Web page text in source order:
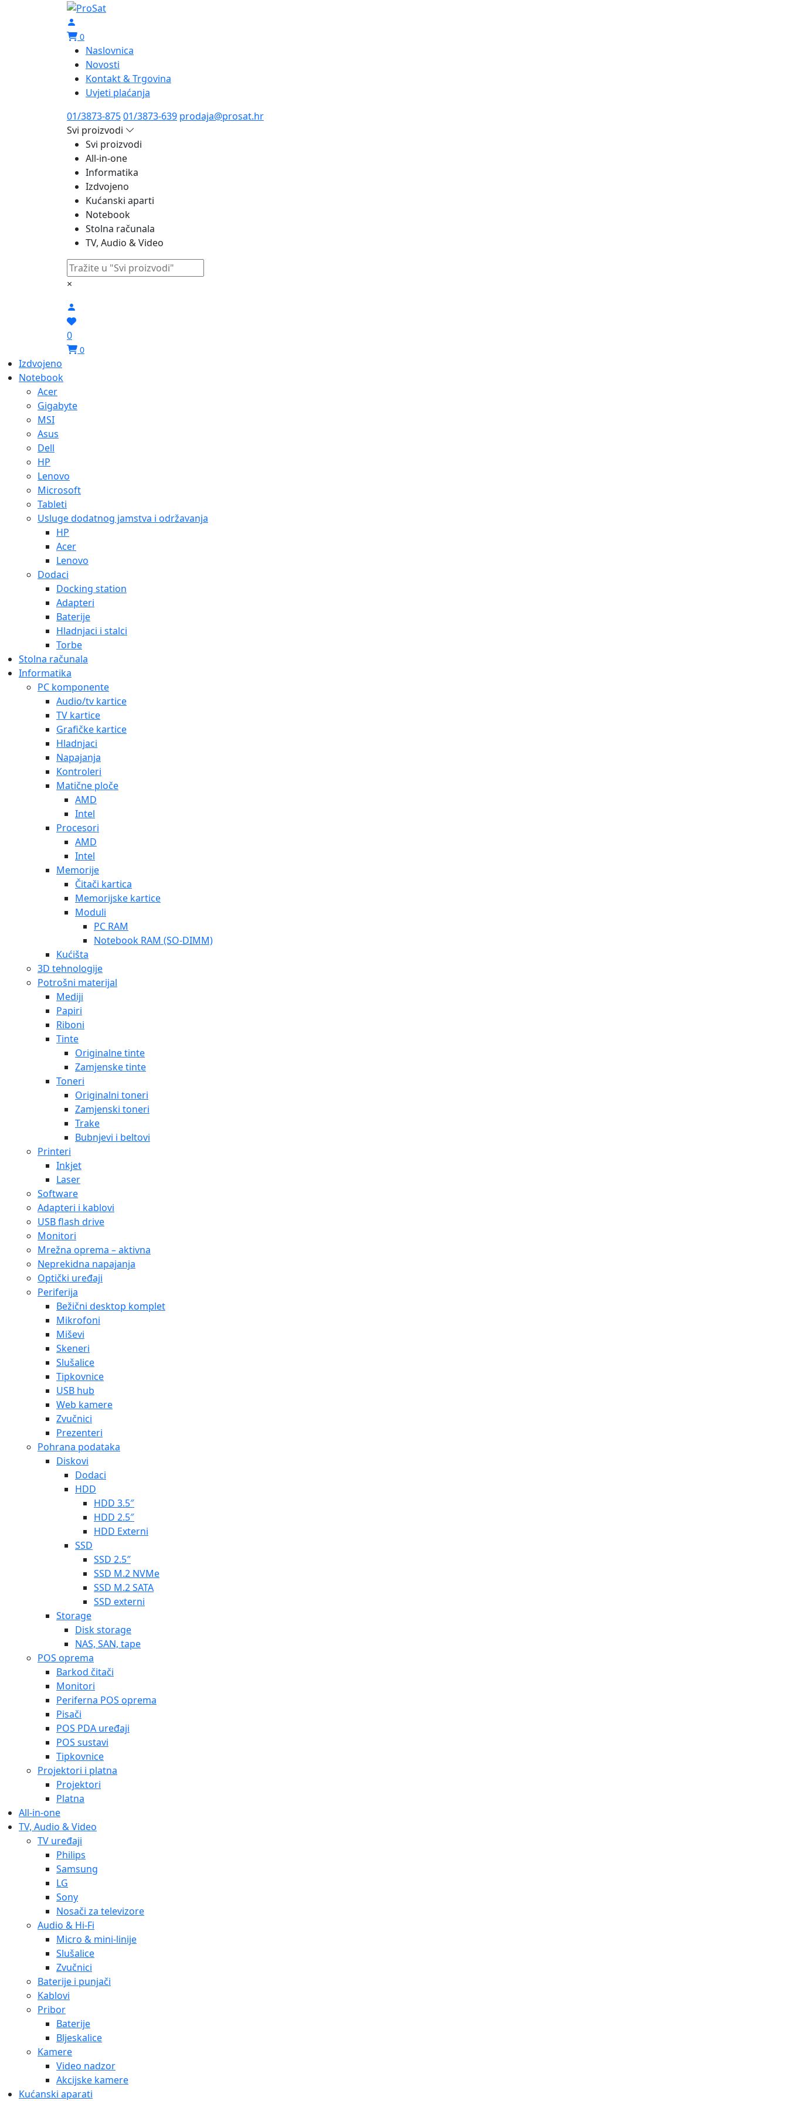
0
Naslovnica
Novosti
Kontakt & Trgovina
Uvjeti plaćanja
01/3873-87501/3873-639 prodaja@prosat.hr
Svi proizvodi
Svi proizvodi
All-in-one
Informatika
Izdvojeno
Kućanski aparti
Notebook
Stolna računala
TV, Audio & Video
×
0
0
Izdvojeno
Notebook
Acer
Gigabyte
MSI
Asus
Dell
HP
Lenovo
Microsoft
Tableti
Usluge dodatnog jamstva i održavanja
HP
Acer
Lenovo
Dodaci
Docking station
Adapteri
Baterije
Hladnjaci i stalci
Torbe
Stolna računala
Informatika
PC komponente
Audio/tv kartice
TV kartice
Grafičke kartice
Hladnjaci
Napajanja
Kontroleri
Matične ploče
AMD
Intel
Procesori
AMD
Intel
Memorije
Čitači kartica
Memorijske kartice
Moduli
PC RAM
Notebook RAM (SO-DIMM)
Kućišta
3D tehnologije
Potrošni materijal
Mediji
Papiri
Riboni
Tinte
Originalne tinte
Zamjenske tinte
Toneri
Originalni toneri
Zamjenski toneri
Trake
Bubnjevi i beltovi
Printeri
Inkjet
Laser
Software
Adapteri i kablovi
USB flash drive
Monitori
Mrežna oprema – aktivna
Neprekidna napajanja
Optički uređaji
Periferija
Bežični desktop komplet
Mikrofoni
Miševi
Skeneri
Slušalice
Tipkovnice
USB hub
Web kamere
Zvučnici
Prezenteri
Pohrana podataka
Diskovi
Dodaci
HDD
HDD 3.5″
HDD 2.5″
HDD Externi
SSD
SSD 2.5″
SSD M.2 NVMe
SSD M.2 SATA
SSD externi
Storage
Disk storage
NAS, SAN, tape
POS oprema
Barkod čitači
Monitori
Periferna POS oprema
Pisači
POS PDA uređaji
POS sustavi
Tipkovnice
Projektori i platna
Projektori
Platna
All-in-one
TV, Audio & Video
TV uređaji
Philips
Samsung
LG
Sony
Nosači za televizore
Audio & Hi-Fi
Micro & mini-linije
Slušalice
Zvučnici
Baterije i punjači
Kablovi
Pribor
Baterije
Bljeskalice
Kamere
Video nadzor
Akcijske kamere
Kućanski aparati